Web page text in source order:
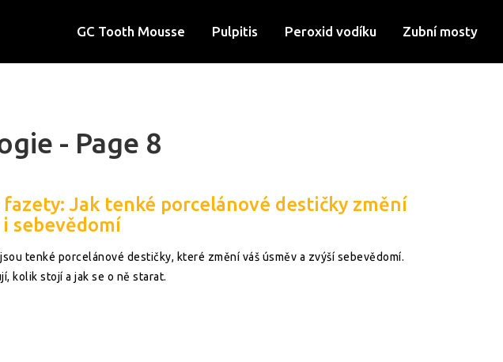
GC Tooth Mousse Pulpitis Peroxid vodíku Zubní mosty
- Page 8
fazety: Jak tenké porcelánové destičky změní
sebevědomí
tenké porcelánové destičky, které změní váš úsměv a zvýší sebevědomí.
kolik stojí a jak se o ně starat.